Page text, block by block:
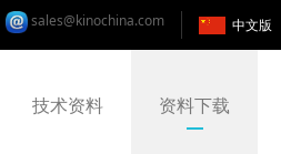
中文版
sales@kinochina.com
技术资料 资料下载